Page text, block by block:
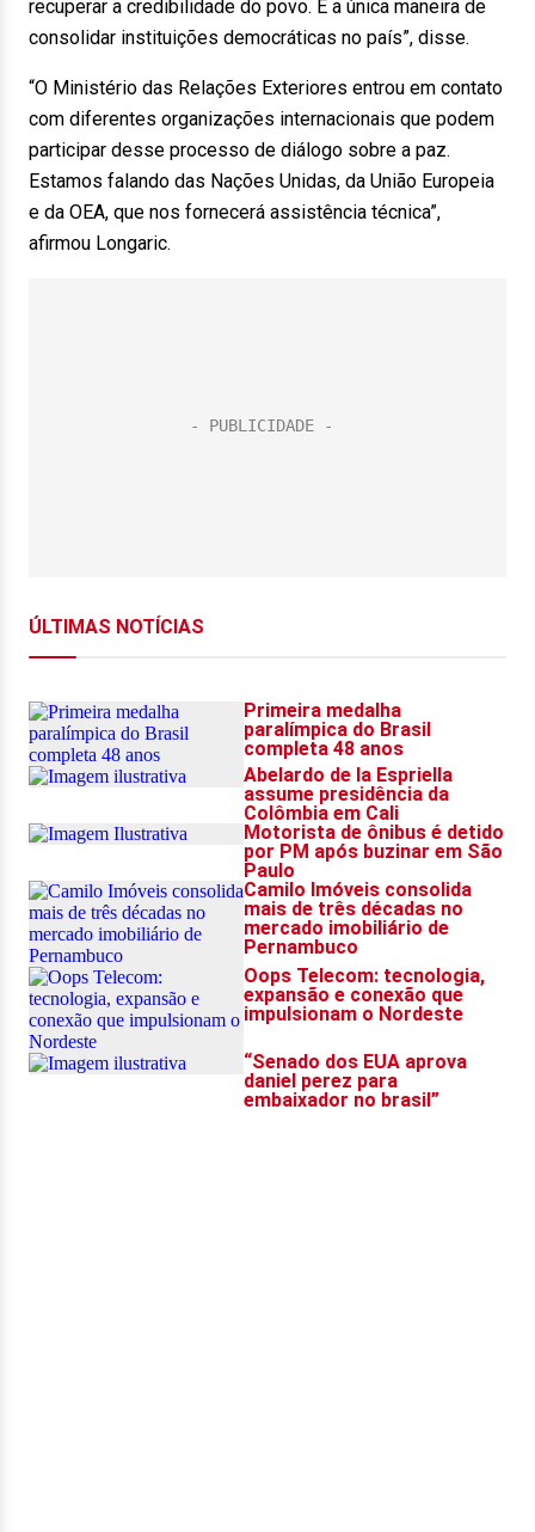
recuperar a credibilidade do povo. É a única maneira de
consolidar instituições democráticas no país”, disse.
“O Ministério das Relações Exteriores entrou em contato
com diferentes organizações internacionais que podem
participar desse processo de diálogo sobre a paz.
Estamos falando das Nações Unidas, da União Europeia
e da OEA, que nos fornecerá assistência técnica”,
afirmou Longaric.